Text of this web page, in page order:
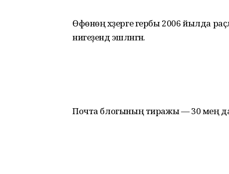
Өфөнөң хәҙерге гербы 2006 йылда
нигеҙендә эшләнгән.
Почта блогының тиражы — 30 мең